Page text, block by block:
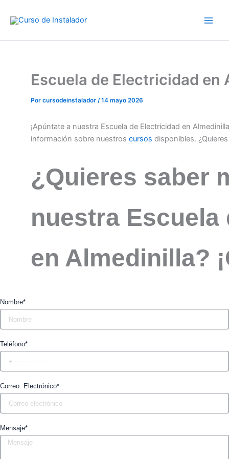
Escuela de Electricidad en
Por cursodeinstalador /14 mayo 2026
¡Apúntate a nuestra Escuela de Electricidad en
información sobre nuestros cursos disponibles.
¿Quieres saber
nuestra
en Almedinilla?
Nombre*
Teléfono*
Correo Electrónico*
Mensaje*